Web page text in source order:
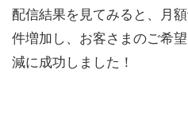
配信結果を見てみると、月
件増加し、お客さまのご希
減に成功しました！